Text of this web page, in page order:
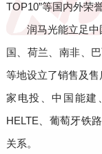
TOP10”等国内外荣誉
润马光能立足
国、荷兰、南非、
等地设立了销售及
家电投、中国能建
HELTE、葡萄牙铁
关系。